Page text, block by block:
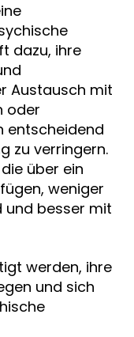
dazu, ihre
Austausch mit
oder
entscheidend
zu verringern.
über ein
weniger
und besser mit
werden, ihre
und sich